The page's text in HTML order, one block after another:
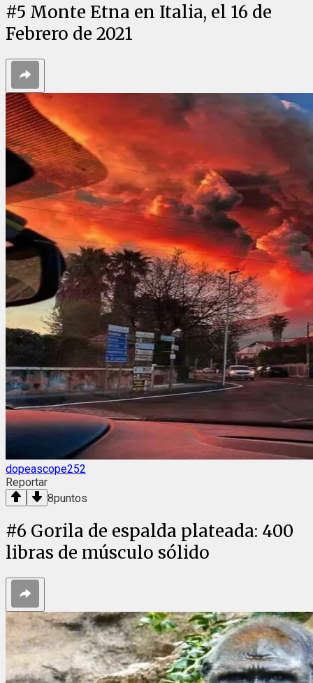
#5 Monte Etna en Italia, el 16 de
Febrero de 2021
dopeascope252
Reportar
8puntos
#6 Gorila de espalda plateada: 400
libras de músculo sólido